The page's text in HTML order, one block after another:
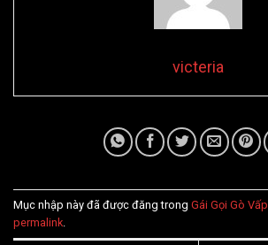
victeria
Mục nhập này đã được đăng trong Gái Gọi Gò Vấp
permalink